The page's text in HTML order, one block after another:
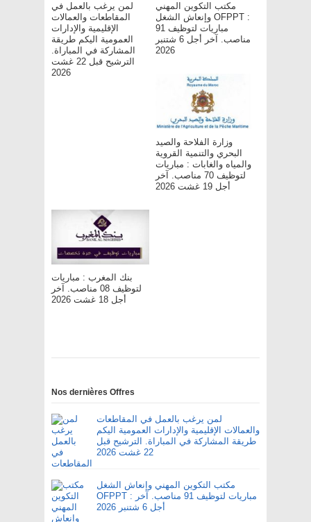
لمن يرغب بالعمل في
المقاطعات والعمالات
الإقليمية والإدارات
العمومية اليكم طريقة
المشاركة في المباراة.
الترشيح قبل 22 غشت
2026
مكتب التكوين المهني
وإنعاش الشغل OFPPT :
مباريات لتوظيف 91
مناصب. آخر أجل 6 شتنبر
2026
وزارة الفلاحة والصيد
البحري والتنمية القروية
والمياه والغابات : مباريات
لتوظيف 70 مناصب. آخر
أجل 19 غشت 2026
بنك المغرب : مباريات
لتوظيف 08 مناصب. آخر
أجل 18 غشت 2026
Nos dernières Offres
لمن يرغب بالعمل في المقاطعات
والعمالات الإقليمية والإدارات العمومية اليكم
طريقة المشاركة في المباراة. الترشيح قبل
22 غشت 2026
مكتب التكوين المهني وإنعاش الشغل
OFPPT : مباريات لتوظيف 91 مناصب. آخر
أجل 6 شتنبر 2026